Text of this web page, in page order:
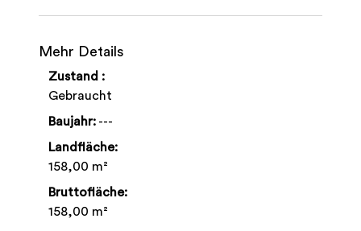
Mehr Details
Zustand :
Gebraucht
Baujahr: ---
Landfläche:
158,00 m²
Bruttofläche:
158,00 m²